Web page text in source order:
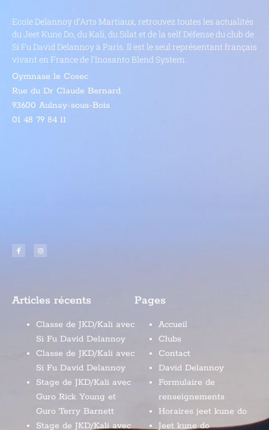
Ecole Delannoy d’Arts Martiaux, retrouvez toutes les actualités
du Jeet Kune Do, du Kali, du Silat et de la self Défense du club de
Si Fu David Delannoy à Paris. Il est le seul représentant français
vivant en France de l’Inosanto Blend System
Gymnase le Cosec
Rue du Dr Claude Bernard
93600 Aulnay-sous-Bois
01 48 79 84 11
Articles récents
Classe de JKD/Kali avec
Si Fu David Delannoy
Classe de JKD/Kali avec
Si Fu David Delannoy
Stage de JKD/Kali avec
Guro Rick Young et
Guro Terry Barnett
Stage de JKD/Kali avec
Pages
Accueil
Clubs
Contact
David Delannoy
Formulaire de
renseignements
Horaires jeet kune do
Jeet kune do